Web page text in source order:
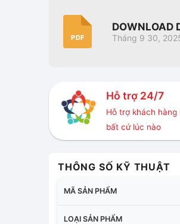
PDF
DOWNLOAD
Tháng 9 30,
Hỗ trợ 24/7
Hỗ trợ khách
bất cứ lúc nào
THÔNG SỐ KỸ THUẬT
MÃ SẢN PHẨM
LOẠI SẢN PHẨM